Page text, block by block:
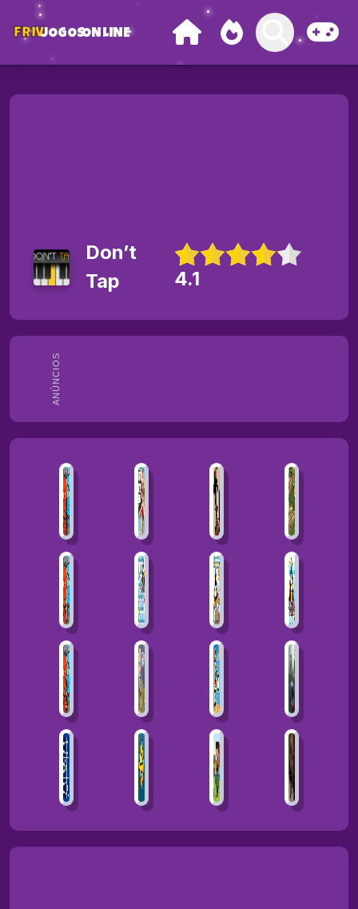
FRIVJOGOSONLINE
ANÚNCIOS
Don’t
Tap
4.1